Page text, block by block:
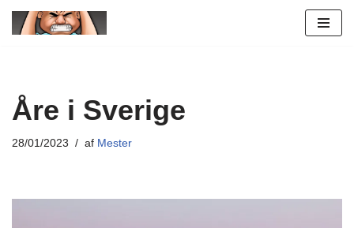
Åre i Sverige
28/01/2023 af Mester